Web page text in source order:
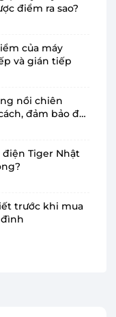
nhã, phù
1.08 lít giúp
không tốn
điểm ra sao?
của máy
và gián tiếp
nồi chiên
đảm bảo độ
Tiger Nhật
trước khi mua